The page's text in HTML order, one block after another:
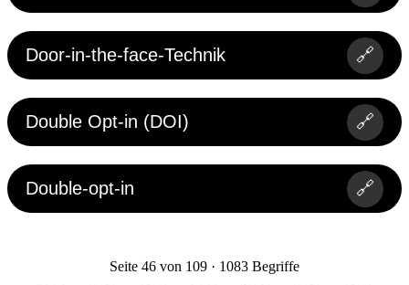
Door-in-the-face-Technik 🔗
Double Opt-in (DOI) 🔗
Double-opt-in 🔗
Seite 46 von 109 · 1083 Begriffe